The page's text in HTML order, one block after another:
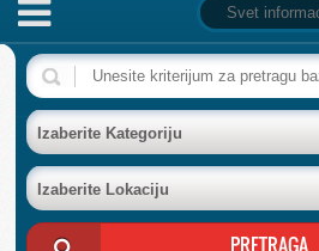
NASLOVNA
BAZA FIRMI
POSLOVNI OGLASI
Izaberite Kategoriju
Izaberite Lokaciju